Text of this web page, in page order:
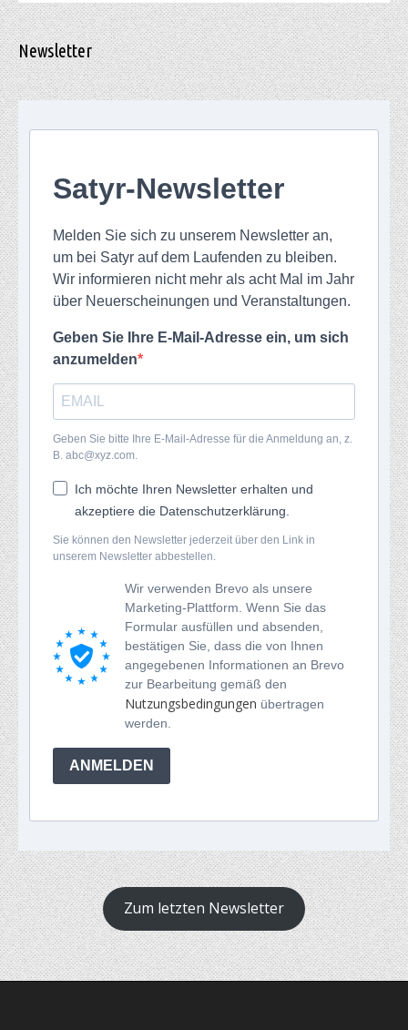
Newsletter
Satyr-Newsletter
Melden Sie sich zu unserem Newsletter an,
um bei Satyr auf dem Laufenden zu bleiben.
Wir informieren nicht mehr als acht Mal im Jahr
über Neuerscheinungen und Veranstaltungen.
Geben Sie Ihre E-Mail-Adresse ein, um sich
anzumelden
Geben Sie bitte Ihre E-Mail-Adresse für die Anmeldung an, z.
B. abc@xyz.com.
Ich möchte Ihren Newsletter erhalten und
akzeptiere die Datenschutzerklärung.
Sie können den Newsletter jederzeit über den Link in
unserem Newsletter abbestellen.
Wir verwenden Brevo als unsere
Marketing-Plattform. Wenn Sie das
Formular ausfüllen und absenden,
bestätigen Sie, dass die von Ihnen
angegebenen Informationen an Brevo
zur Bearbeitung gemäß den
Nutzungsbedingungen übertragen
werden.
ANMELDEN
Zum letzten Newsletter